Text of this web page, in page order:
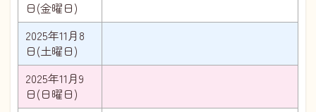
日(金曜日)
2025年11月8
日(土曜日)
2025年11月9
日(日曜日)